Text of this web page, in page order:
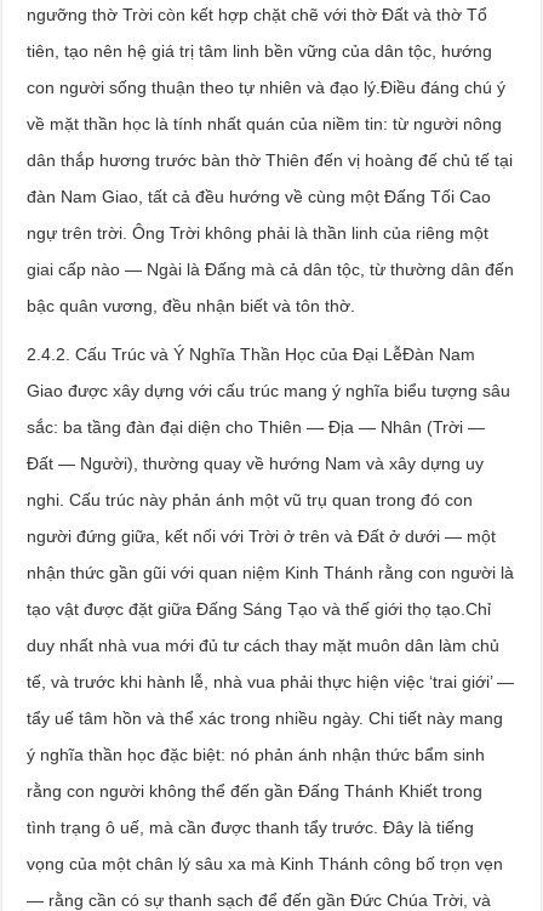
ngưỡng thờ Trời còn kết hợp chặt chẽ với thờ Đất và thờ Tổ
tiên, tạo nên hệ giá trị tâm linh bền vững của dân tộc, hướng
con người sống thuận theo tự nhiên và đạo lý.Điều đáng chú ý
về mặt thần học là tính nhất quán của niềm tin: từ người nông
dân thắp hương trước bàn thờ Thiên đến vị hoàng đế chủ tế tại
đàn Nam Giao, tất cả đều hướng về cùng một Đấng Tối Cao
ngự trên trời. Ông Trời không phải là thần linh của riêng một
giai cấp nào — Ngài là Đấng mà cả dân tộc, từ thường dân đến
bậc quân vương, đều nhận biết và tôn thờ.
2.4.2. Cấu Trúc và Ý Nghĩa Thần Học của Đại LễĐàn Nam
Giao được xây dựng với cấu trúc mang ý nghĩa biểu tượng sâu
sắc: ba tầng đàn đại diện cho Thiên — Địa — Nhân (Trời —
Đất — Người), thường quay về hướng Nam và xây dựng uy
nghi. Cấu trúc này phản ánh một vũ trụ quan trong đó con
người đứng giữa, kết nối với Trời ở trên và Đất ở dưới — một
nhận thức gần gũi với quan niệm Kinh Thánh rằng con người là
tạo vật được đặt giữa Đấng Sáng Tạo và thế giới thọ tạo.Chỉ
duy nhất nhà vua mới đủ tư cách thay mặt muôn dân làm chủ
tế, và trước khi hành lễ, nhà vua phải thực hiện việc ‘trai giới’ —
tẩy uế tâm hồn và thể xác trong nhiều ngày. Chi tiết này mang
ý nghĩa thần học đặc biệt: nó phản ánh nhận thức bẩm sinh
rằng con người không thể đến gần Đấng Thánh Khiết trong
tình trạng ô uế, mà cần được thanh tẩy trước. Đây là tiếng
vọng của một chân lý sâu xa mà Kinh Thánh công bố trọn vẹn
— rằng cần có sự thanh sạch để đến gần Đức Chúa Trời, và